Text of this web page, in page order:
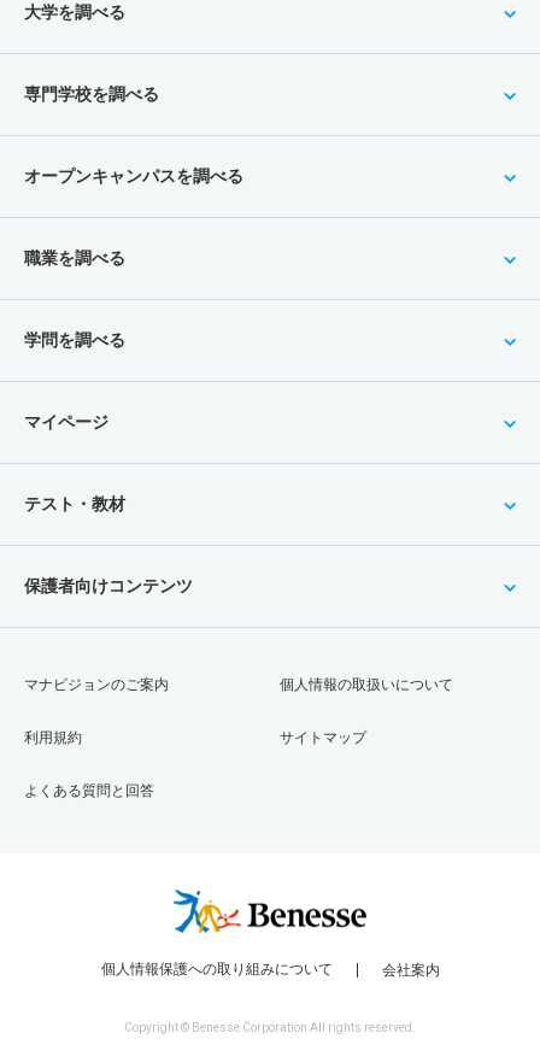
大学を調べる
専門学校を調べる
オープンキャンパスを調べる
職業を調べる
学問を調べる
マイページ
テスト・教材
保護者向けコンテンツ
マナビジョンのご案内
利用規約
よくある質問と回答
個人情報の取扱いについて
サイトマップ
個人情報保護への取り組みについて 会社案内
Copyright © Benesse Corporation All rights reserved.